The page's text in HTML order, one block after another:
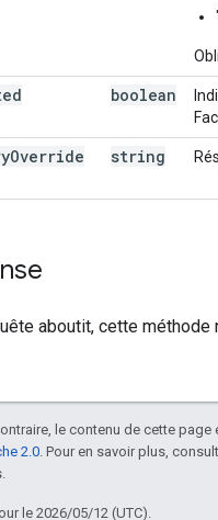
boolean
Override string
aboutit, cette méthode
le contenu de cette page
2.0 . Pour en savoir plus,
le 2026/05/12 (UTC).